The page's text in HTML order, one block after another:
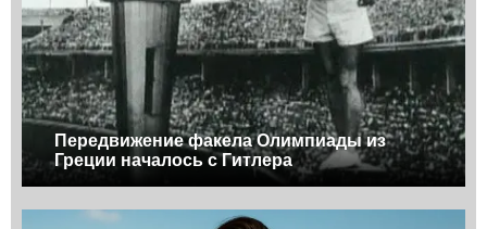
Передвижение факела Олимпиады из
Греции началось с Гитлера